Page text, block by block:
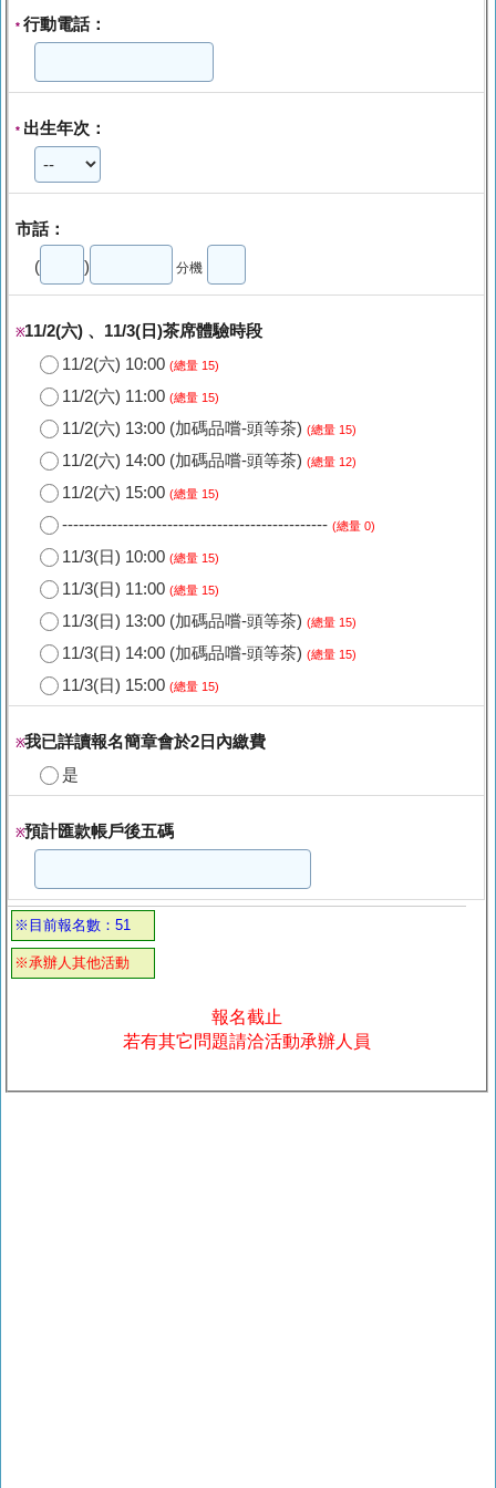
* 行動電話：
* 出生年次：
市話：
( ) 分機
※11/2(六) 、11/3(日)茶席體驗時段
11/2(六) 10:00 (總量 15)
11/2(六) 11:00 (總量 15)
11/2(六) 13:00 (加碼品嚐-頭等茶) (總量 15)
11/2(六) 14:00 (加碼品嚐-頭等茶) (總量 12)
11/2(六) 15:00 (總量 15)
------------------------------------------------ (總量 0)
11/3(日) 10:00 (總量 15)
11/3(日) 11:00 (總量 15)
11/3(日) 13:00 (加碼品嚐-頭等茶) (總量 15)
11/3(日) 14:00 (加碼品嚐-頭等茶) (總量 15)
11/3(日) 15:00 (總量 15)
※我已詳讀報名簡章會於2日內繳費
是
※預計匯款帳戶後五碼
※目前報名數：51
※承辦人其他活動
報名截止
若有其它問題請洽活動承辦人員